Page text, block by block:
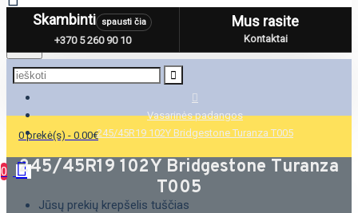
Menu
0 prekė(s) - 0.00€
0
Jūsų prekių krepšelis tuščias
Skambinti spausti čia
+370 5 260 90 10
Mus rasite
Kontaktai
Vasarinės padangos
245/45R19 102Y Bridgestone Turanza T005
245/45R19 102Y Bridgestone Turanza
T005